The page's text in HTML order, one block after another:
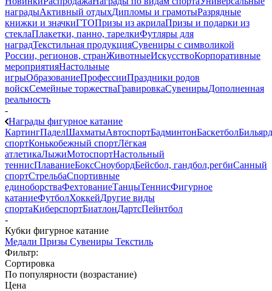
наградыАктивный отдыхДипломы и грамотыРазрядные
книжки и значкиГТОПризы из акрилаПризы и подарки из
стеклаПлакетки, панно, тарелкиФутляры для
наградТекстильная продукцияСувениры с символикой
России, регионов, странЖивотныеИскусствоКорпоративные
мероприятияНастольные
игрыОбразованиеПрофессииПраздники родов
войскСемейные торжестваГравировкаСувенирыДополненная
реальность
-
Награды фигурное катание
КартингПаделШахматыАвтоспортБадминтонБаскетболБильярд
спортКонькобежный спортЛёгкая
атлетикаЛыжиМотоспортНастольный
теннисПлаваниеБоксСноубордБейсбол, гандбол,регбиСанный
спортСтрельбаСпортивные
единоборстваФехтованиеТанцыТеннисФигурное
катаниеФутболХоккейДругие виды
спортаКиберспортБиатлонДартсПейнтбол
-
Кубки фигурное катание
Медали Призы Сувениры Текстиль
Фильтр:
Сортировка
По популярности (возрастание)
Цена